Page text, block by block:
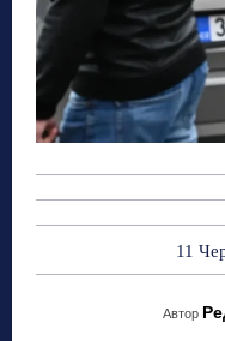
11
Автор